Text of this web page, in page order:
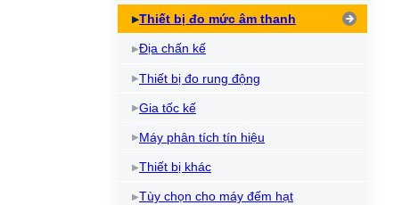
Thiết bị đo mức âm thanh
Địa chấn kế
Thiết bị đo rung động
Gia tốc kế
Máy phân tích tín hiệu
Thiết bị khác
Tùy chọn cho máy đếm hạt